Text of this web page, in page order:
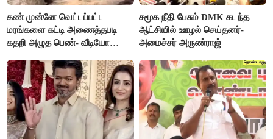
கண் முன்னே வெட்டப்பட்ட
மரங்களை கட்டி அணைத்தபடி
கதறி அழுத பெண்- வீடியோ
சமூக நீதி பேசும் DMK கடந்த
ஆட்சியில் ஊழல் செய்தனர்-
அமைச்சர் அருண்ராஜ்